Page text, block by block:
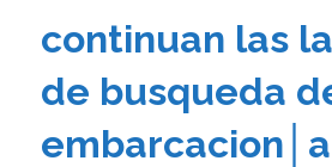
continuan las
de busqueda